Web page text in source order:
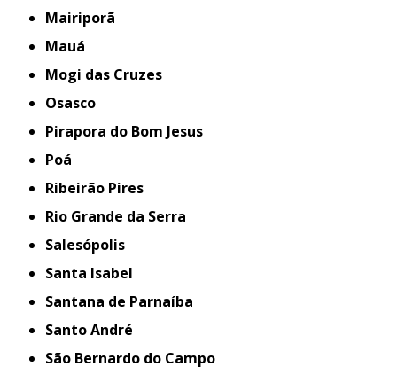
Mairiporã
Mauá
Mogi das Cruzes
Osasco
Pirapora do Bom Jesus
Poá
Ribeirão Pires
Rio Grande da Serra
Salesópolis
Santa Isabel
Santana de Parnaíba
Santo André
São Bernardo do Campo